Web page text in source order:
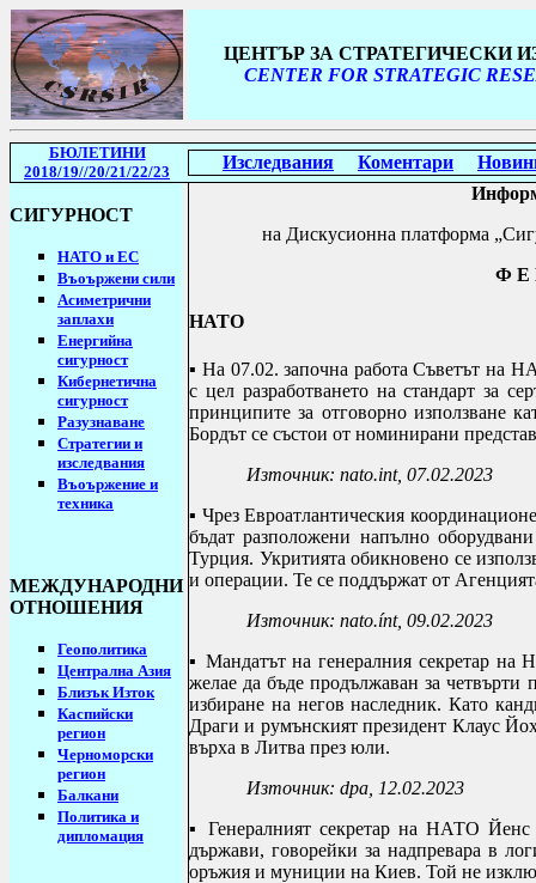
ЦЕНТЪР ЗА СТРАТЕГИЧЕСКИ
CENTER FOR STRATEGIC
БЮЛЕТИНИ
2018/19//20/21/22/23 Изследвания Коментари
СИГУРНОСТ
НАТО и ЕС
Въоържени сили
Асиметрични
заплахи
Енергийна
сигурност
Кибернетична
сигурност
Разузнаване
Стратегии и
изследвания
Въоържение и
техника
МЕЖДУНАРОДНИ
ОТНОШЕНИЯ
Геополитика
Централна Азия
Близък Изток
Каспийски
регион
Черноморски
регион
Балкани
Политика и
дипломация
И
на Дискусионна платформа
Ф Е
НАТО
▪На 07.02. започна работа Съветът на
с цел разработването на стандарт за
принципите за отговорно използване
Бордът се състои от номинирани
Източник: nato.int, 07.02.2023
▪ Чрез Евроатлантическия
бъдат разположени напълно
Турция. Укритията обикновено се
и операции. Те се поддържат от
Източник: nato.ínt, 09.02.2023
▪ Мандатът на генералния секретар
желае да бъде продължаван за четвърти
избиране на негов наследник. Като
Драги и румънският президент Клаус
върха в Литва през юли.
Източник: dpa , 12.02.2023
▪ Генералният секретар на НАТО Йенс
държави, говорейки за надпревара в
оръжия и муниции на Киев. Той не